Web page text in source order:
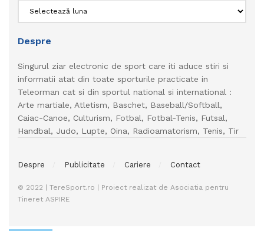
Despre
Singurul ziar electronic de sport care iti aduce stiri si
informatii atat din toate sporturile practicate in
Teleorman cat si din sportul national si international :
Arte martiale, Atletism, Baschet, Baseball/Softball,
Caiac-Canoe, Culturism, Fotbal, Fotbal-Tenis, Futsal,
Handbal, Judo, Lupte, Oina, Radioamatorism, Tenis, Tir
Despre Publicitate Cariere Contact
© 2022 | TereSport.ro | Proiect realizat de Asociatia pentru
Tineret ASPIRE